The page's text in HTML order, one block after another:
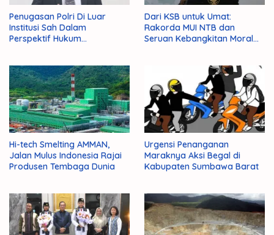
Penugasan Polri Di Luar
Institusi Sah Dalam
Perspektif Hukum
Dari KSB untuk Umat:
Rakorda MUI NTB dan
Seruan Kebangkitan Moral
Hi-tech Smelting AMMAN,
Jalan Mulus Indonesia Rajai
Produsen Tembaga Dunia
Urgensi Penanganan
Maraknya Aksi Begal di
Kabupaten Sumbawa Barat